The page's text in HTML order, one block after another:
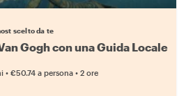
local preferito
scelto da te
Gogh con una Guida Locale
• €50.74 a persona • 2 ore